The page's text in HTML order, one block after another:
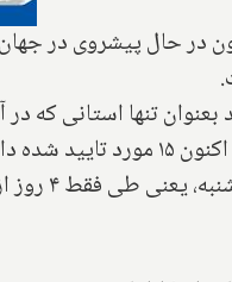
در حال پیشروی در
تنها استانی که در
میمونی دیده شده، اکنون ۱۵ مورد